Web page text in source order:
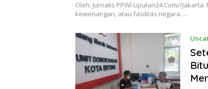
Oleh: Jurnalis PPWI Liputan24.Com//
kewenangan, atau fasilitas negara….